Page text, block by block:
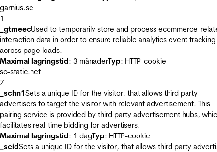
garnius.se
1
_gtmeecUsed to temporarily store and process ecommerce-
interaction data in order to ensure reliable analytics event tracking
across page loads.
Maximal lagringstid: 3 månaderTyp: HTTP-cookie
sc-static.net
7
_schn1Sets a unique ID for the visitor, that allows third party
advertisers to target the visitor with relevant advertisement. This
pairing service is provided by third party advertisement hubs,
facilitates real-time bidding for advertisers.
Maximal lagringstid: 1 dagTyp: HTTP-cookie
_scidSets a unique ID for the visitor, that allows third party